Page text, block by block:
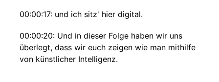
00:00:17: und ich sitz' hier digital.
00:00:20: Und in dieser Folge haben wir uns
überlegt, dass wir euch zeigen wie man mithilfe
von künstlicher Intelligenz.